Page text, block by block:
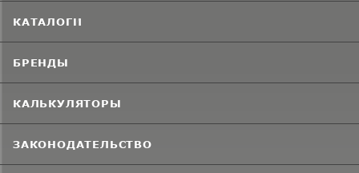
КАТАЛОГИ
БРЕНДЫ
КАЛЬКУЛЯТОРЫ
ЗАКОНОДАТЕЛЬСТВО